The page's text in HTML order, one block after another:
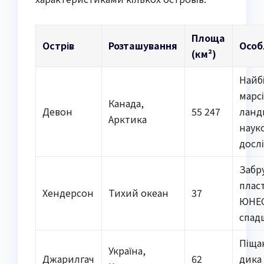
Острів Розташування
Площа
(км²)
Девон
Канада,
Арктика
55 247
Хендерсон Тихий океан 37
Джарилгач
Україна,
62